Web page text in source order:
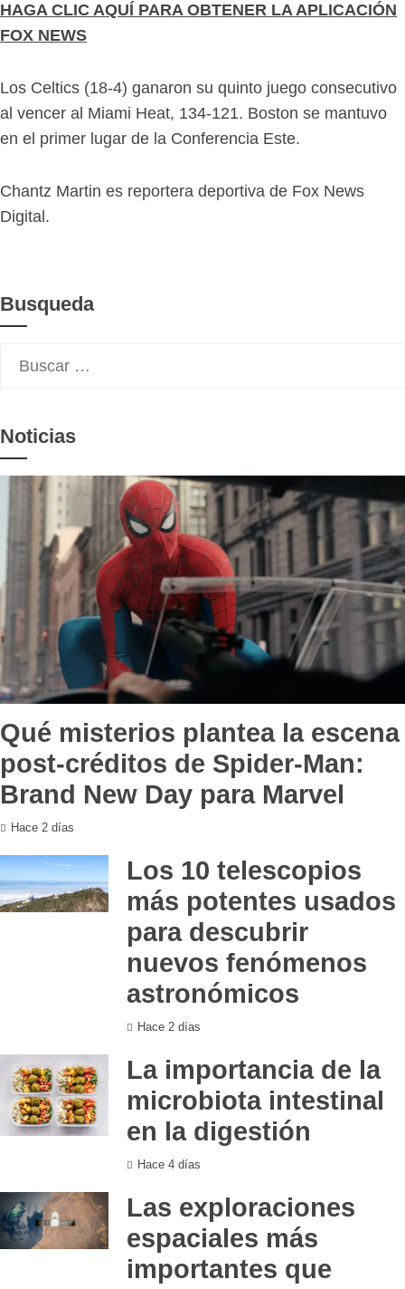
HAGA CLIC AQUÍ PARA OBTENER LA APLICACIÓN
FOX NEWS
Los Celtics (18-4) ganaron su quinto juego consecutivo
al vencer al Miami Heat, 134-121. Boston se mantuvo
en el primer lugar de la Conferencia Este.
Chantz Martin es reportera deportiva de Fox News
Digital.
Busqueda
Noticias
Qué misterios plantea la escena
post-créditos de Spider-Man:
Brand New Day para Marvel
Hace 2 días
Los 10 telescopios
más potentes usados
para descubrir
nuevos fenómenos
astronómicos
Hace 2 días
La importancia de la
microbiota intestinal
en la digestión
Hace 4 días
Las exploraciones
espaciales más
importantes que